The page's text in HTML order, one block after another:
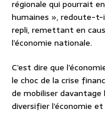
régionale qui pourrait
humaines », redoute-t-
repli, remettant en
l’économie nationale.
C’est dire que
le choc de la crise
de mobiliser
diversifier l’économie